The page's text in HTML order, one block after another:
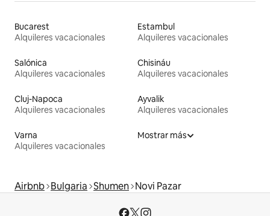
Bucarest
Alquileres vacacionales
Estambul
Alquileres vacacionales
Salónica
Alquileres vacacionales
Chisináu
Alquileres vacacionales
Cluj-Napoca
Alquileres vacacionales
Ayvalik
Alquileres vacacionales
Varna
Alquileres vacacionales
Mostrar más
Airbnb Bulgaria Shumen Novi Pazar